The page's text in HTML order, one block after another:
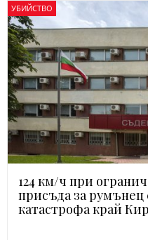
УБИЙСТВО
124 км/ч при
присъда за румънец
катастрофа край